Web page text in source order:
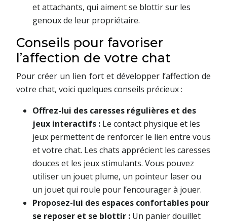
et attachants, qui aiment se blottir sur les
genoux de leur propriétaire.
Conseils pour favoriser
l’affection de votre chat
Pour créer un lien fort et développer l’affection de
votre chat, voici quelques conseils précieux :
Offrez-lui des caresses régulières et des
jeux interactifs : Le contact physique et les
jeux permettent de renforcer le lien entre vous
et votre chat. Les chats apprécient les caresses
douces et les jeux stimulants. Vous pouvez
utiliser un jouet plume, un pointeur laser ou
un jouet qui roule pour l’encourager à jouer.
Proposez-lui des espaces confortables pour
se reposer et se blottir : Un panier douillet